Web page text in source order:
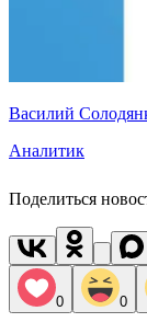
Василий
Аналитик
Поделиться
0 0